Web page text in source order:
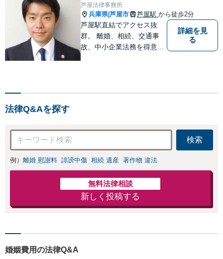
芦屋法律事務所
兵庫県|芦屋市 芦屋駅 から徒歩2分
芦屋駅直結でアクセス抜
群。 離婚、相続、交通事
故、中小企業法務を得意に
詳細を見
る
法律Q&Aを探す
検索
例） 離婚 慰謝料 誹謗中傷 相続 遺産 著作物 違法
無料法律相談
新しく投稿する
婚姻費用の法律Q&A